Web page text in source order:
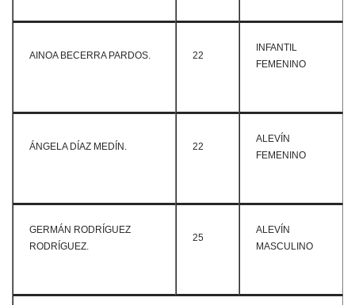
AINOA BECERRA PARDOS. 22
INFANTIL
FEMENINO
ÁNGELA DÍAZ MEDÍN. 22
ALEVÍN
FEMENINO
GERMÁN RODRÍGUEZ
RODRÍGUEZ.
25
ALEVÍN
MASCULINO